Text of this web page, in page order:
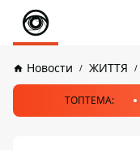
Новости ЖИТТЯ
ТОПТЕМА: